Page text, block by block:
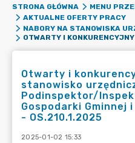
STRONA GŁÓWNA
MENU
AKTUALNE OFERTY PRACY
NABORY NA STANOWISKA
Otwarty i
stanowisko
Podinspektor/
Gospodarki Gminnej
- OS.210.1.2025
2025-01-02 15:33